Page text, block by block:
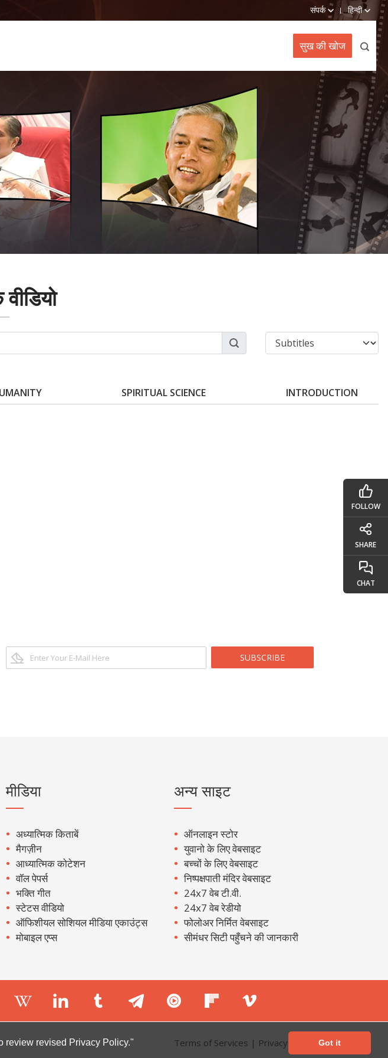
review revised Privacy Policy." Got it
संपर्क हिन्दी
सुख की खोज
SPIRITUAL SCIENCE INTRODUCTION
SUBSCRIBE
मीडिया
अध्यात्मिक किताबें
मैगज़ीन
आध्यात्मिक कोटेशन
वॉल पेपर्स
भक्ति गीत
स्टेटस वीडियो
ऑफिशीयल सोशियल मीडिया एकाउंट्स
मोबाइल एप्स
अन्य साइट
ऑनलाइन स्टोर
युवानो के लिए वेबसाइट
बच्चों के लिए वेबसाइट
निष्पक्षपाती मंदिर वेबसाइट
24x7 वेब टी.वी.
24x7 वेब रेडीयो
फोलोअर निर्मित वेबसाइट
सीमंधर सिटी पहुँचने की जानकारी
Terms of Services | Privacy Policy
FOLLOW
SHARE
CHAT